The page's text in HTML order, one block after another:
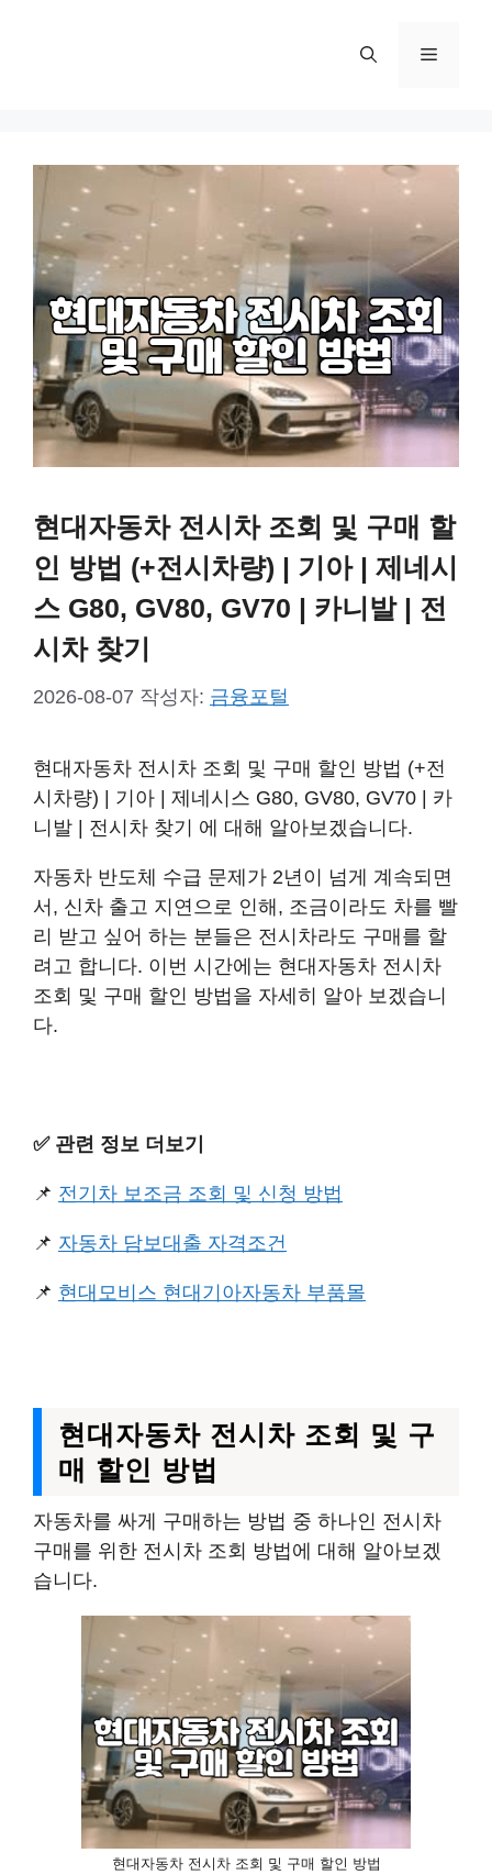
메
현대자동차 전시차 조회 및 구매 할
인 방법 (+전시차량) | 기아 | 제네시
스 G80, GV80, GV70 | 카니발 | 전
시차 찾기
2026-08-07 작성자: 금융포털
현대자동차 전시차 조회 및 구매 할인 방법 (+전
시차량) | 기아 | 제네시스 G80, GV80, GV70 | 카
니발 | 전시차 찾기 에 대해 알아보겠습니다.
자동차 반도체 수급 문제가 2년이 넘게 계속되면
서, 신차 출고 지연으로 인해, 조금이라도 차를 빨
리 받고 싶어 하는 분들은 전시차라도 구매를 할
려고 합니다. 이번 시간에는 현대자동차 전시차
조회 및 구매 할인 방법을 자세히 알아 보겠습니
다.
✅️ 관련 정보 더보기
📌 전기차 보조금 조회 및 신청 방법
📌 자동차 담보대출 자격조건
📌 현대모비스 현대기아자동차 부품몰
현대자동차 전시차 조회 및 구
매 할인 방법
자동차를 싸게 구매하는 방법 중 하나인 전시차
구매를 위한 전시차 조회 방법에 대해 알아보겠
습니다.
현대자동차 전시차 조회 및 구매 할인 방법